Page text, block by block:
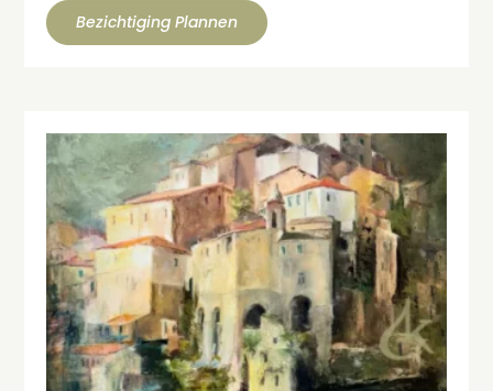
Bezichtiging Plannen